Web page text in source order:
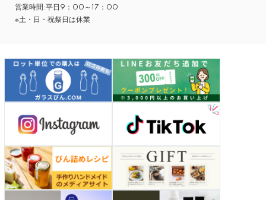
営業時間:平日9：00～17：00
※土・日・祝祭日は休業